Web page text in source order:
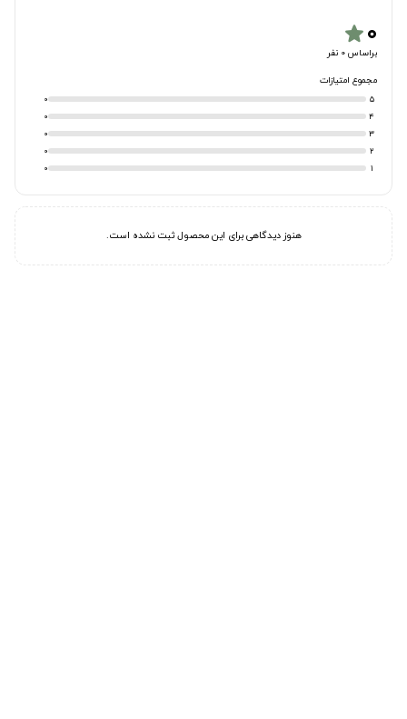
۰star
براساس 0 نفر
مجموع امتیازات
5
0
4
0
3
0
2
0
1
0
هنوز دیدگاهی برای این محصول ثبت نشده است.